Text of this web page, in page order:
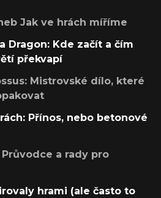
Jak ve hrách míříme
Dragon: Kde začít a čím
překvapí
Mistrovské dílo, které
Přínos, nebo betonové
a rady pro
hrami (ale často to